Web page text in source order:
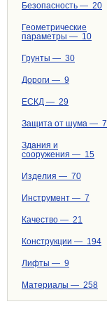
Безопасность — 20
Геометрические
параметры — 10
Грунты — 30
Дороги — 9
ЕСКД — 29
Защита от шума — 7
Здания и
сооружения — 15
Изделия — 70
Инструмент — 7
Качество — 21
Конструкции — 194
Лифты — 9
Материалы — 258